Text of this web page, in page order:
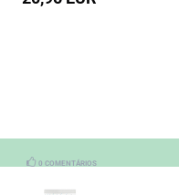
0 COMENTÁRIOS